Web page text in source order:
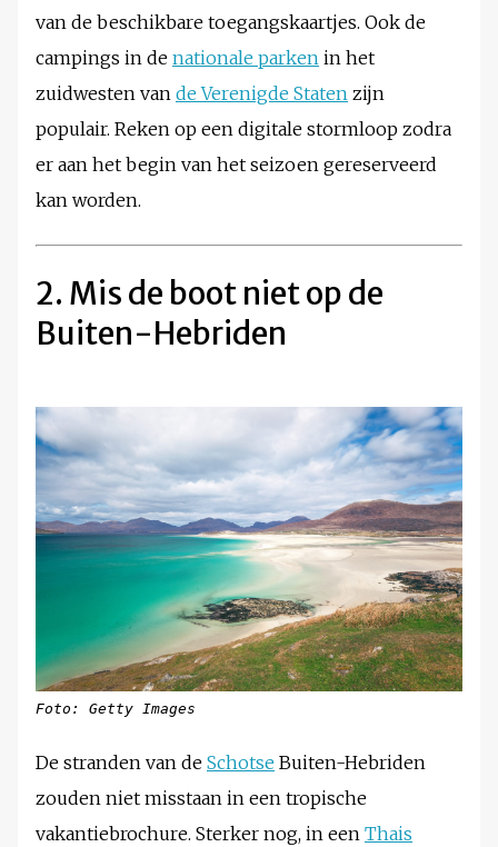
van de beschikbare toegangskaartjes. Ook de
campings in de nationale parken in het
zuidwesten van de Verenigde Staten zijn
populair. Reken op een digitale stormloop zodra
er aan het begin van het seizoen gereserveerd
kan worden.
2. Mis de boot niet op de
Buiten-Hebriden
Foto: Getty Images
De stranden van de Schotse Buiten-Hebriden
zouden niet misstaan in een tropische
vakantiebrochure. Sterker nog, in een Thais